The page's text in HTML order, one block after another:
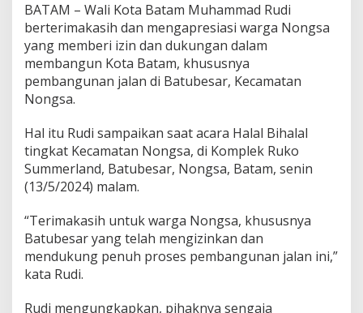
n
g
u
n
a
n
t
a
m
BATAM – Wali Kota Batam Muhammad Rudi
berterimakasih dan mengapresiasi warga Nongsa
yang memberi izin dan dukungan dalam
membangun Kota Batam, khususnya
pembangunan jalan di Batubesar, Kecamatan
Nongsa.
Hal itu Rudi sampaikan saat acara Halal Bihalal
tingkat Kecamatan Nongsa, di Komplek Ruko
Summerland, Batubesar, Nongsa, Batam, senin
(13/5/2024) malam.
“Terimakasih untuk warga Nongsa, khususnya
Batubesar yang telah mengizinkan dan
mendukung penuh proses pembangunan jalan ini,”
kata Rudi.
Rudi mengungkapkan, pihaknya sengaja